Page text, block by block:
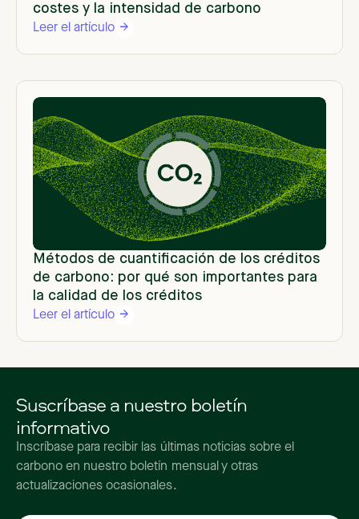
costes y la intensidad de carbono
Leer el artículo
Métodos de cuantificación de los créditos
de carbono: por qué son importantes para
la calidad de los créditos
Leer el artículo
Suscríbase a nuestro boletín
informativo
Inscríbase para recibir las últimas noticias sobre el
carbono en nuestro boletín mensual y otras
actualizaciones ocasionales.